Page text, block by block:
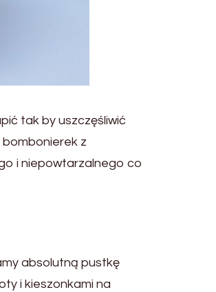
tak by uszczęśliwić
z
i niepowtarzalnego co
absolutną pustkę
i kieszonkami na